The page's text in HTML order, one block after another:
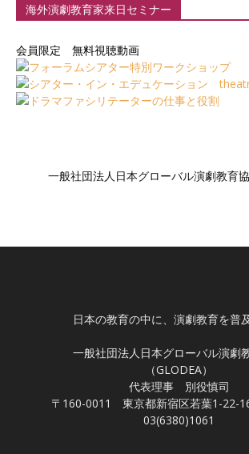
海外演劇教育家来日セミナー
会員限定 無料視聴動画
一般社団法人日本グローバル演劇教育
日本の教育の中に、演劇教育を普
一般社団法人日本グローバル演劇
（GLODEA）
代表理事 別役慎司
〒160-0011 東京都新宿区若葉1-22-
03(6380)1061